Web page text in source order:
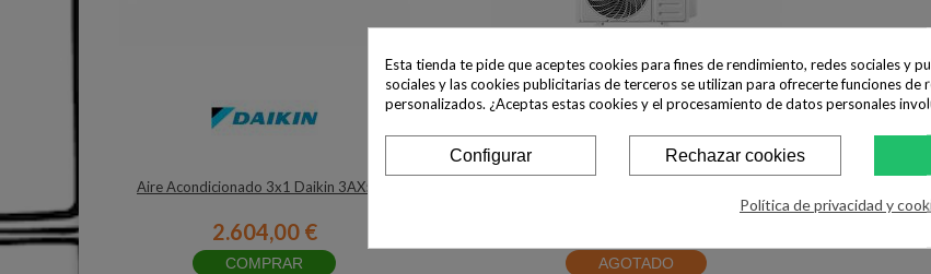
Aire Acondicionado 3x1 Daikin 3AX52N
2.604,00 €
COMPRAR AGOTADO
Esta tienda te pide que aceptes cookies para fines de rendimiento, redes sociales y
sociales y las cookies publicitarias de terceros se utilizan para ofrecerte funciones de
personalizados. ¿Aceptas estas cookies y el procesamiento de datos personales
Rechazar cookies
Configurar
Política de privacidad y